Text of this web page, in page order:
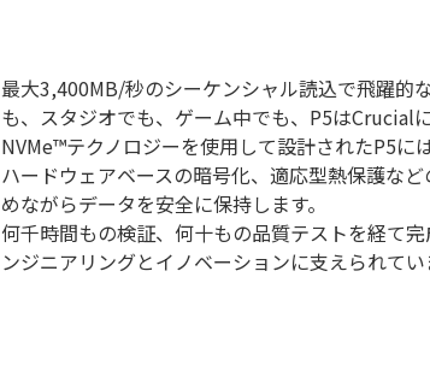
最大3,400MB/秒のシーケンシャル読込で飛躍的
も、スタジオでも、ゲーム中でも、P5はCrucial
NVMe™テクノロジーを使用して設計されたP5
ハードウェアベースの暗号化、適応型熱保護な
めながらデータを安全に保持します。
何千時間もの検証、何十もの品質テストを経て
ンジニアリングとイノベーションに支えられてい